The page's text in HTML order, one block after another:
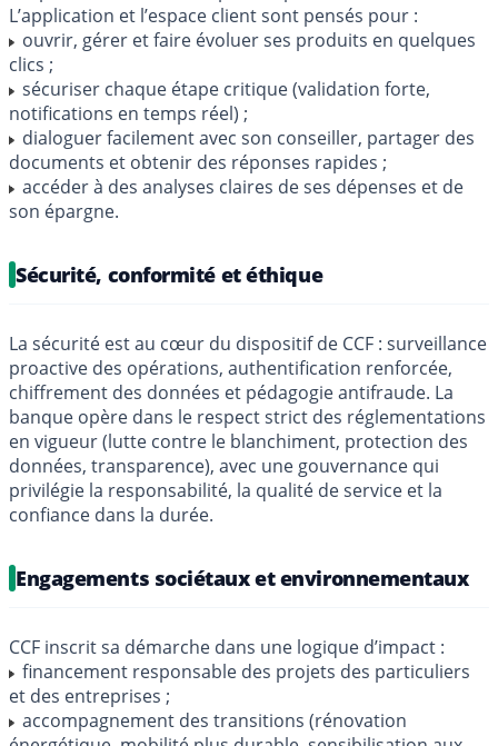
L’application et l’espace client sont pensés pour :
ouvrir, gérer et faire évoluer ses produits en quelques
clics ;
sécuriser chaque étape critique (validation forte,
notifications en temps réel) ;
dialoguer facilement avec son conseiller, partager des
documents et obtenir des réponses rapides ;
accéder à des analyses claires de ses dépenses et de
son épargne.
Sécurité, conformité et éthique
La sécurité est au cœur du dispositif de CCF : surveillance
proactive des opérations, authentification renforcée,
chiffrement des données et pédagogie antifraude. La
banque opère dans le respect strict des réglementations
en vigueur (lutte contre le blanchiment, protection des
données, transparence), avec une gouvernance qui
privilégie la responsabilité, la qualité de service et la
confiance dans la durée.
Engagements sociétaux et environnementaux
CCF inscrit sa démarche dans une logique d’impact :
financement responsable des projets des particuliers
et des entreprises ;
accompagnement des transitions (rénovation